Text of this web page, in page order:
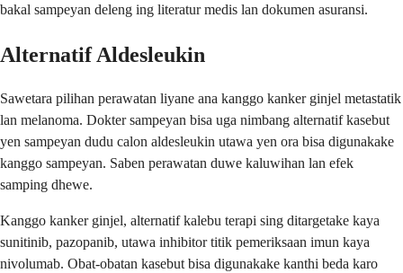
bakal sampeyan deleng ing literatur medis lan dokumen asuransi.
Alternatif Aldesleukin
Sawetara pilihan perawatan liyane ana kanggo kanker ginjel metastatik
lan melanoma. Dokter sampeyan bisa uga nimbang alternatif kasebut
yen sampeyan dudu calon aldesleukin utawa yen ora bisa digunakake
kanggo sampeyan. Saben perawatan duwe kaluwihan lan efek
samping dhewe.
Kanggo kanker ginjel, alternatif kalebu terapi sing ditargetake kaya
sunitinib, pazopanib, utawa inhibitor titik pemeriksaan imun kaya
nivolumab. Obat-obatan kasebut bisa digunakake kanthi beda karo